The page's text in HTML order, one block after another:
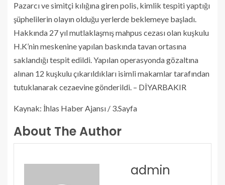
Pazarcı ve simitçi kılığına giren polis, kimlik tespiti yaptığı
şüphelilerin olayın olduğu yerlerde beklemeye başladı.
Hakkında 27 yıl mutlaklaşmış mahpus cezası olan kuşkulu
H.K’nin meskenine yapılan baskında tavan ortasına
saklandığı tespit edildi. Yapılan operasyonda gözaltına
alınan 12 kuşkulu çıkarıldıkları isimli makamlar tarafından
tutuklanarak cezaevine gönderildi. – DİYARBAKIR
Kaynak: İhlas Haber Ajansı / 3.Sayfa
About The Author
admin